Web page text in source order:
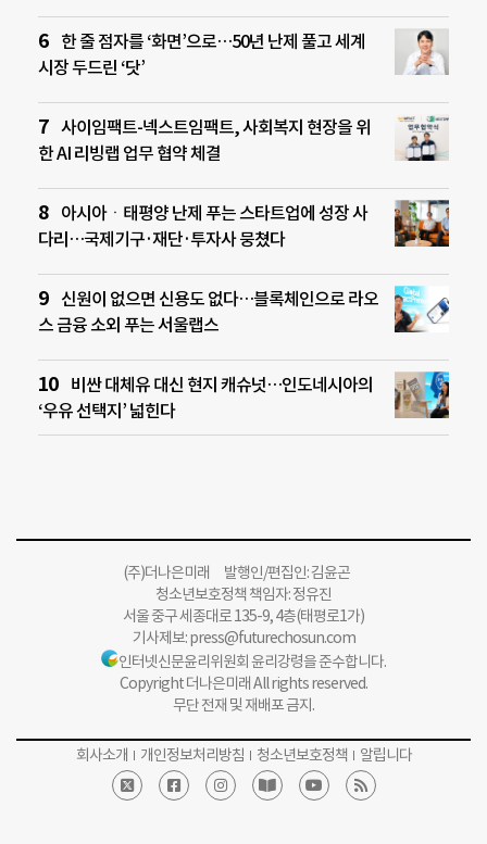
한 줄 점자를 ‘화면’으로…50년 난제 풀고 세계
시장 두드린 ‘닷’
사이임팩트-넥스트임팩트, 사회복지 현장을 위
한 AI 리빙랩 업무 협약 체결
아시아ㆍ태평양 난제 푸는 스타트업에 성장 사
다리…국제기구·재단·투자사 뭉쳤다
신원이 없으면 신용도 없다…블록체인으로 라오
스 금융 소외 푸는 서울랩스
비싼 대체유 대신 현지 캐슈넛…인도네시아의
‘우유 선택지’ 넓힌다
(주)더나은미래 발행인/편집인: 김윤곤
청소년보호정책 책임자: 정유진
서울 중구 세종대로 135-9, 4층(태평로1가)
기사제보:press@futurechosun.com
인터넷신문윤리위원회 윤리강령을 준수합니다.
Copyright 더나은미래 All rights reserved.
무단 전재 및 재배포 금지.
회사소개 개인정보처리방침 청소년보호정책 알립니다